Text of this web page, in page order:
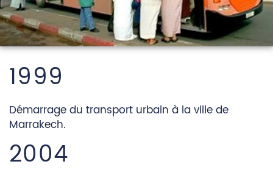
1999
Démarrage du transport urbain à la ville de
Marrakech.
2004